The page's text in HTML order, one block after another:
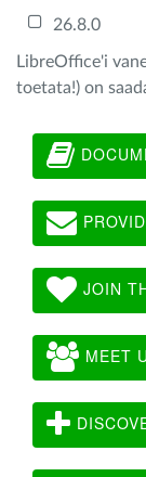
26.8.0
LibreOffice'i
toetata!) on
JOIN
MEET